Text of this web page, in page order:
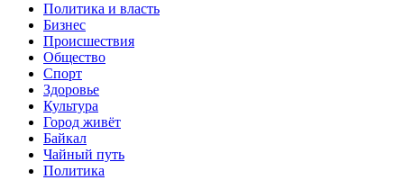
Политика и власть
Бизнес
Происшествия
Общество
Cпорт
Здоровье
Культура
Город живёт
Байкал
Чайный путь
Политика